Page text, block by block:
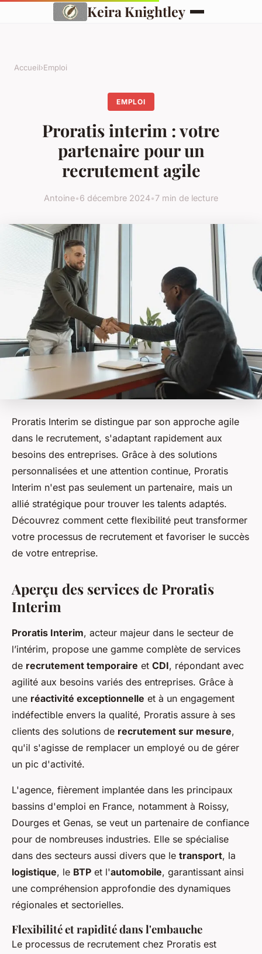
Keira Knightley
Accueil›Emploi
EMPLOI
Proratis interim : votre
partenaire pour un
recrutement agile
Antoine•6 décembre 2024•7 min de lecture
Proratis Interim se distingue par son approche agile
dans le recrutement, s'adaptant rapidement aux
besoins des entreprises. Grâce à des solutions
personnalisées et une attention continue, Proratis
Interim n'est pas seulement un partenaire, mais un
allié stratégique pour trouver les talents adaptés.
Découvrez comment cette flexibilité peut transformer
votre processus de recrutement et favoriser le succès
de votre entreprise.
Aperçu des services de Proratis
Interim
Proratis Interim, acteur majeur dans le secteur de
l’intérim, propose une gamme complète de services
de recrutement temporaire et CDI, répondant avec
agilité aux besoins variés des entreprises. Grâce à
une réactivité exceptionnelle et à un engagement
indéfectible envers la qualité, Proratis assure à ses
clients des solutions de recrutement sur mesure,
qu'il s'agisse de remplacer un employé ou de gérer
un pic d'activité.
L'agence, fièrement implantée dans les principaux
bassins d'emploi en France, notamment à Roissy,
Dourges et Genas, se veut un partenaire de confiance
pour de nombreuses industries. Elle se spécialise
dans des secteurs aussi divers que le transport, la
logistique, le BTP et l'automobile, garantissant ainsi
une compréhension approfondie des dynamiques
régionales et sectorielles.
Flexibilité et rapidité dans l'embauche
Le processus de recrutement chez Proratis est